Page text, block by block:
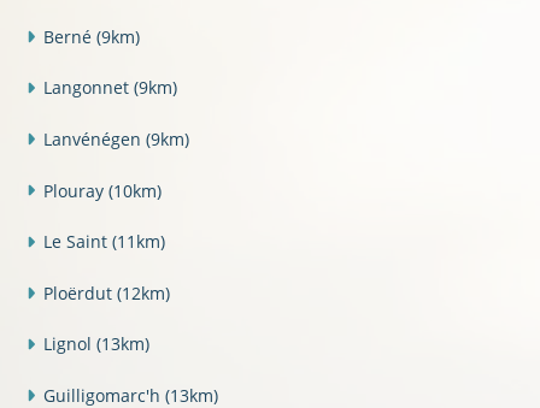
Berné (9km)
Langonnet (9km)
Lanvénégen (9km)
Plouray (10km)
Le Saint (11km)
Ploërdut (12km)
Lignol (13km)
Guilligomarc'h (13km)